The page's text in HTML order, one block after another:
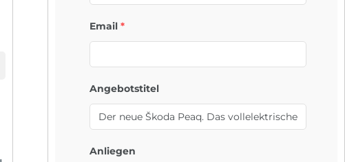
Email *
Angebotstitel
Anliegen